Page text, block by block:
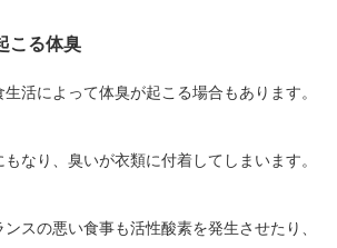
こる体臭
活によって体臭が起こる場合もあります。
なり、臭いが衣類に付着してしまいます。
スの悪い食事も活性酸素を発生させたり、